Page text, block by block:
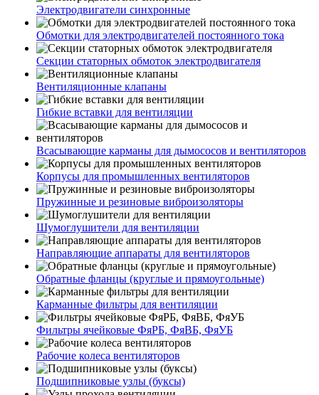
Электродвигатели синхронные
Обмотки для электродвигателей постоянного тока
Секции статорных обмоток электродвигателя
Вентиляционные клапаны
Гибкие вставки для вентиляции
Всасывающие карманы для дымососов и вентиляторов
Корпусы для промышленных вентиляторов
Пружинные и резиновые виброизоляторы
Шумоглушители для вентиляции
Направляющие аппараты для вентиляторов
Обратные фланцы (круглые и прямоугольные)
Карманные фильтры для вентиляции
Фильтры ячейковые ФяРБ, ФяВБ, ФяУБ
Рабочие колеса вентиляторов
Подшипниковые узлы (буксы)